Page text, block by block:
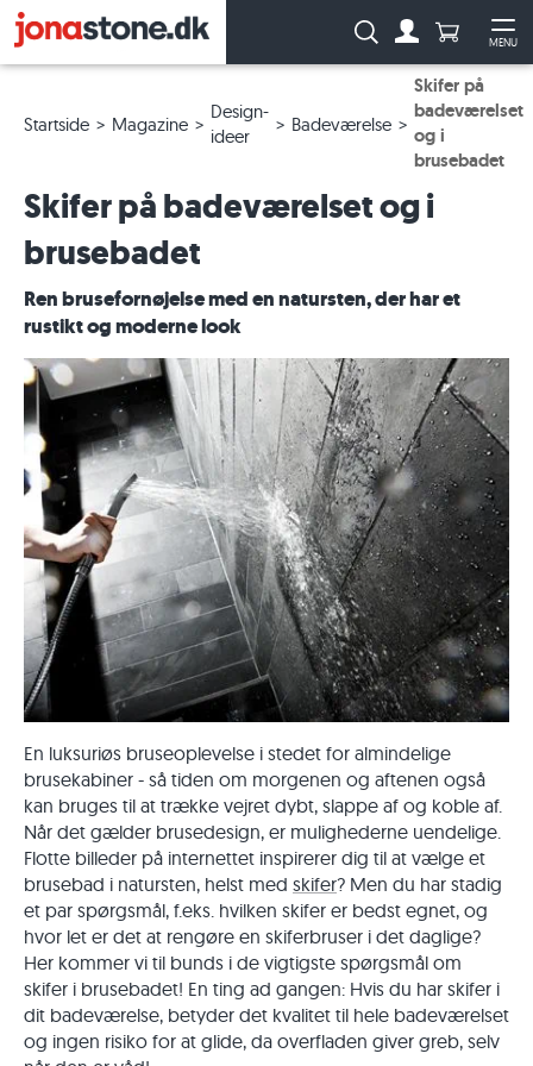
MENU
Søg: Antal
Startside Magazine
Design-
ideer
Badeværelse
Skifer på
badeværelset
og i
brusebadet
Skifer på badeværelset og i
brusebadet
Ren brusefornøjelse med en natursten, der har et
rustikt og moderne look
En luksuriøs bruseoplevelse i stedet for almindelige
brusekabiner - så tiden om morgenen og aftenen også
kan bruges til at trække vejret dybt, slappe af og koble af.
Når det gælder brusedesign, er mulighederne uendelige.
Flotte billeder på internettet inspirerer dig til at vælge et
brusebad i natursten, helst med skifer? Men du har stadig
et par spørgsmål, f.eks. hvilken skifer er bedst egnet, og
hvor let er det at rengøre en skiferbruser i det daglige?
Her kommer vi til bunds i de vigtigste spørgsmål om
skifer i brusebadet! En ting ad gangen: Hvis du har skifer i
dit badeværelse, betyder det kvalitet til hele badeværelset
og ingen risiko for at glide, da overfladen giver greb, selv